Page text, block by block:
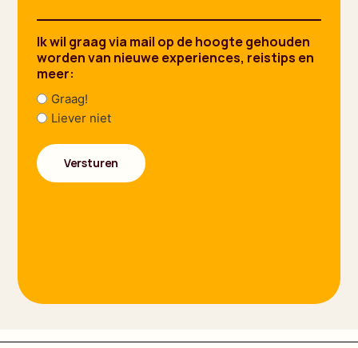
Ik wil graag via mail op de hoogte gehouden
worden van nieuwe experiences, reistips en
meer:
Graag!
Liever niet